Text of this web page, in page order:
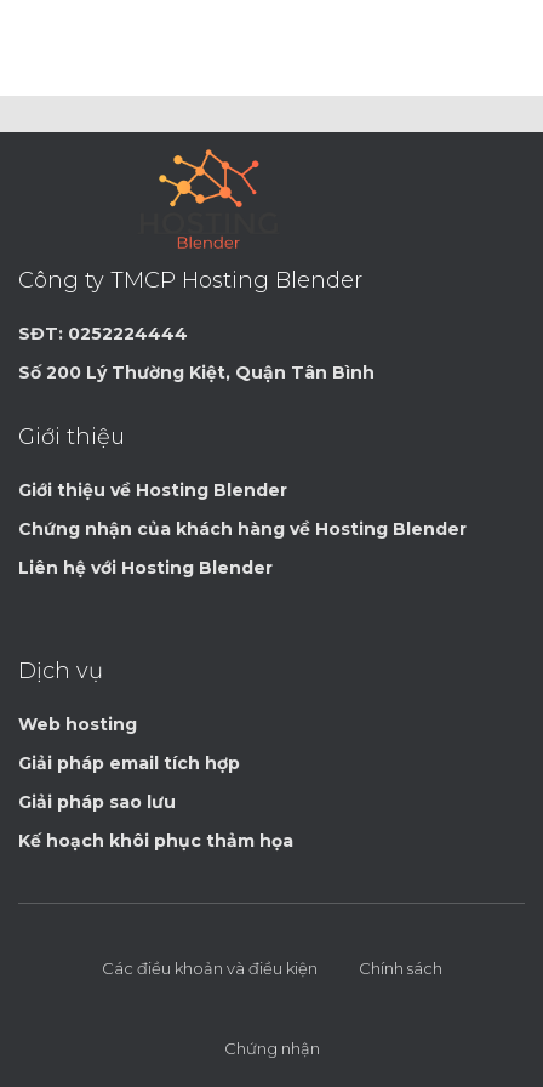
Công ty TMCP Hosting Blender
SĐT: 0252224444
Số 200 Lý Thường Kiệt, Quận Tân Bình
Giới thiệu
Giới thiệu về Hosting Blender
Chứng nhận của khách hàng về Hosting Blender
Liên hệ với Hosting Blender
Dịch vụ
Web hosting
Giải pháp email tích hợp
Giải pháp sao lưu
Kế hoạch khôi phục thảm họa
Các điều khoản và điều kiện Chính sách
Chứng nhận